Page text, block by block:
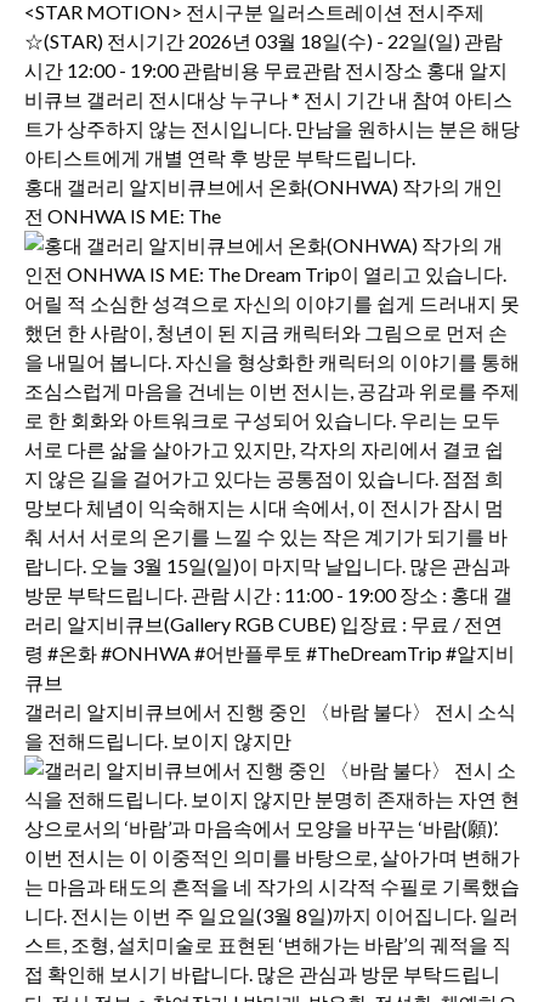
홍대 갤러리 알지비큐브에서 온화(ONHWA) 작가의 개인
전 ONHWA IS ME: The
갤러리 알지비큐브에서 진행 중인 〈바람 불다〉 전시 소식
을 전해드립니다. 보이지 않지만